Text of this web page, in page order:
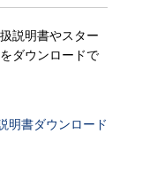
説明書やスター
ダウンロードで
明書ダウンロード